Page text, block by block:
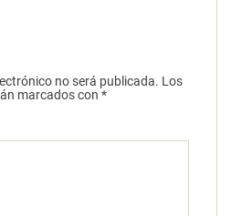
no será publicada. Los
marcados con *